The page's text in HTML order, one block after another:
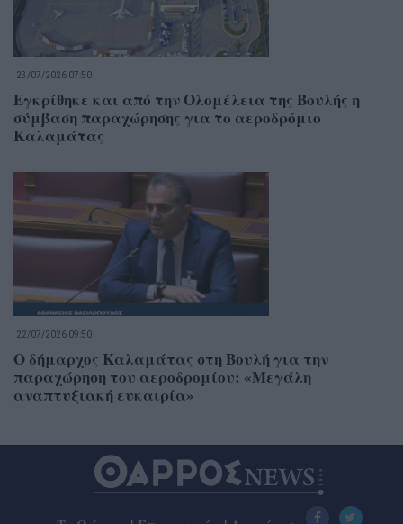
23/07/2026 07:50
Εγκρίθηκε και από την Ολομέλεια της Βουλής η
σύμβαση παραχώρησης για το αεροδρόμιο
Καλαμάτας
22/07/2026 09:50
Ο δήμαρχος Καλαμάτας στη Βουλή για την
παραχώρηση του αεροδρομίου: «Μεγάλη
αναπτυξιακή ευκαιρία»